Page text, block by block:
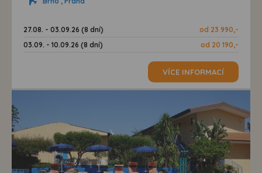
27.08. - 03.09.26 (8 dní)
od 23 990,-
03.09. - 10.09.26 (8 dní)
od 20 190,-
VÍCE INFORMACÍ